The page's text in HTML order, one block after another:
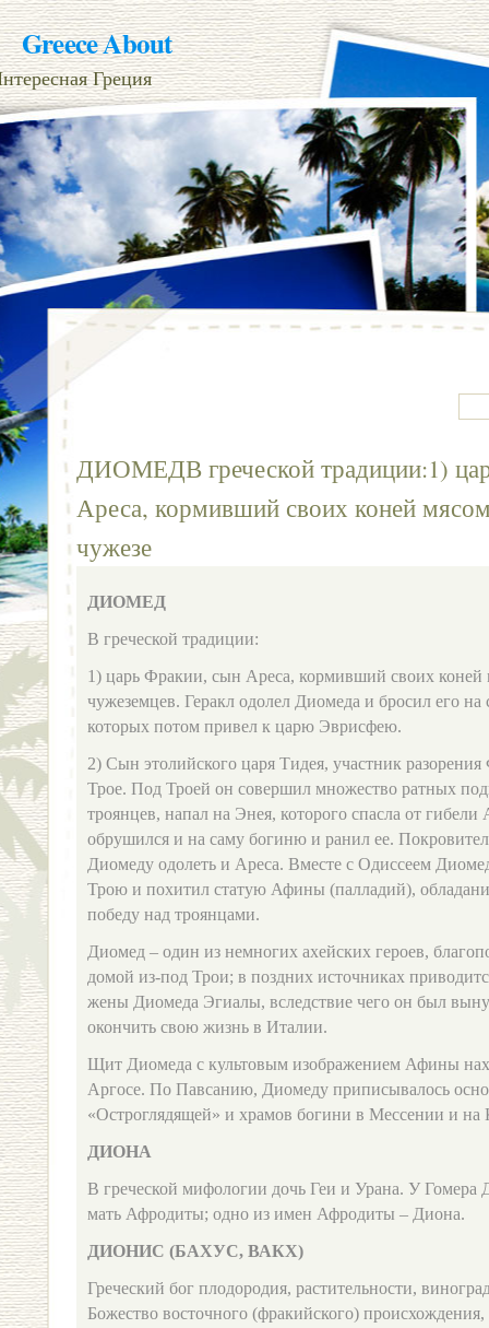
Greece About
Греция
ДИОМЕДВ греческой традиции:1)
Ареса, кормивший своих коней
чужезе
ДИОМЕД
В греческой традиции:
1) царь Фракии, сын Ареса, кормивший своих коней
чужеземцев. Геракл одолел Диомеда и бросил его на
которых потом привел к царю Эврисфею.
2) Сын этолийского царя Тидея, участник
Трое. Под Троей он совершил множество ратных
троянцев, напал на Энея, которого спасла от гибели
обрушился и на саму богиню и ранил ее.
Диомеду одолеть и Ареса. Вместе с Одиссеем
Трою и похитил статую Афины (палладий),
победу над троянцами.
Диомед – один из немногих ахейских героев,
домой из‑под Трои; в поздних источниках
жены Диомеда Эгиалы, вследствие чего он был
окончить свою жизнь в Италии.
Щит Диомеда с культовым изображением Афины
Аргосе. По Павсанию, Диомеду приписывалось
«Остроглядящей» и храмов богини в Мессении и на
ДИОНА
В греческой мифологии дочь Геи и Урана. У Гомера
мать Афродиты; одно из имен Афродиты – Диона.
ДИОНИС (БАХУС, ВАКХ)
Греческий бог плодородия, растительности,
Божество восточного (фракийского)